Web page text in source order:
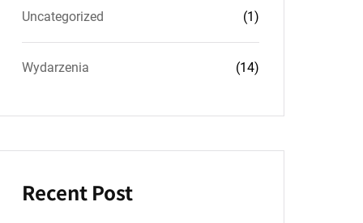
Uncategorized (1)
Wydarzenia (14)
Recent Post